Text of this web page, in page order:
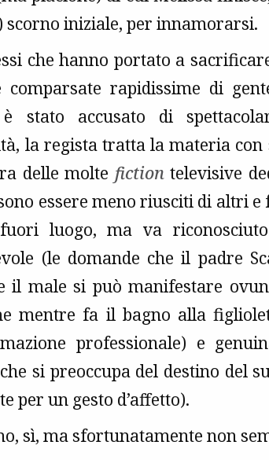
scorno iniziale, per innamorarsi.
che hanno portato a
comparsate rapidissime di
è stato accusato di
la regista tratta la materia con
delle molte fictiontelevisive
essere meno riusciti di altri
luogo, ma va
(le domande che il padre
il male si può manifestare
mentre fa il bagno alla
professionale) e
si preoccupa del destino del
per un gesto d’affetto).
sì, ma sfortunatamente non